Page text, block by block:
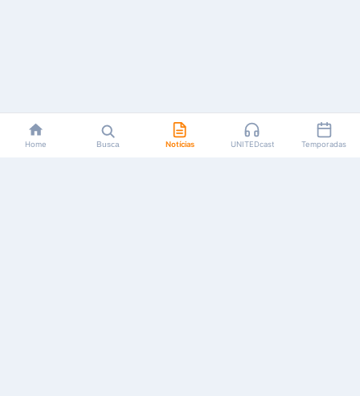
Home Busca Notícias UNITEDcast Temporadas